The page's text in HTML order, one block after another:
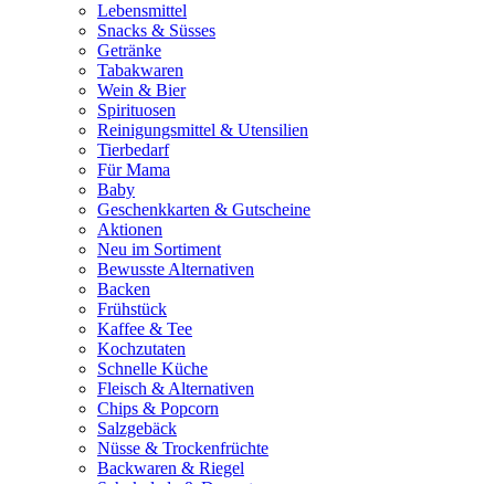
Lebensmittel
Snacks & Süsses
Getränke
Tabakwaren
Wein & Bier
Spirituosen
Reinigungsmittel & Utensilien
Tierbedarf
Für Mama
Baby
Geschenkkarten & Gutscheine
Aktionen
Neu im Sortiment
Bewusste Alternativen
Backen
Frühstück
Kaffee & Tee
Kochzutaten
Schnelle Küche
Fleisch & Alternativen
Chips & Popcorn
Salzgebäck
Nüsse & Trockenfrüchte
Backwaren & Riegel